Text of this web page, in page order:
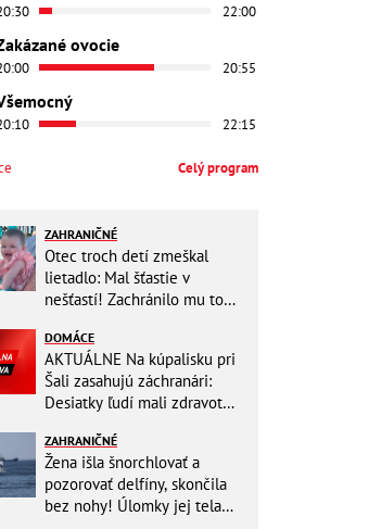
22:00
ovocie
20:55
22:15
Celý program
ZAHRANIČNÉ
Otec troch detí zmeškal
lietadlo: Mal šťastie v
nešťastí! Zachránilo mu to
DOMÁCE
AKTUÁLNE Na kúpalisku pri
Šali zasahujú záchranári:
Desiatky ľudí mali zdravotné
ZAHRANIČNÉ
Žena išla šnorchlovať a
pozorovať delfíny, skončila
bez nohy! Úlomky jej tela